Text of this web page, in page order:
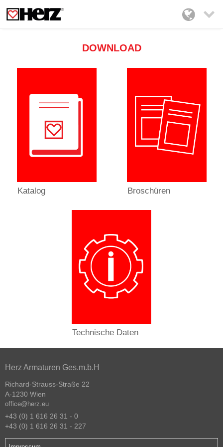

DOWNLOAD
Katalog Broschüren
Technische Daten
Herz Armaturen Ges.m.b.H
Richard-Strauss-Straße 22
A-1230 Wien
office@herz.eu
+43 (0) 1 616 26 31 - 0
+43 (0) 1 616 26 31 - 227